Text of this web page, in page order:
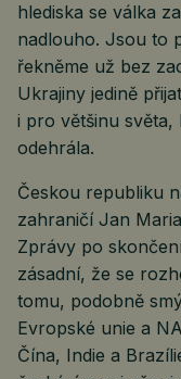
hlediska se válka
nadlouho. Jsou to
řekněme už bez
Ukrajiny jedině
i pro většinu světa,
odehrála.
Českou republiku
zahraničí Jan
Zprávy po
zásadní, že se
tomu, podobně
Evropské unie a
Čína, Indie a